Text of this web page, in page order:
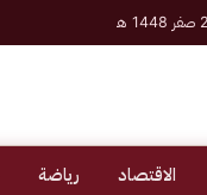
الاقتصاد رياضة